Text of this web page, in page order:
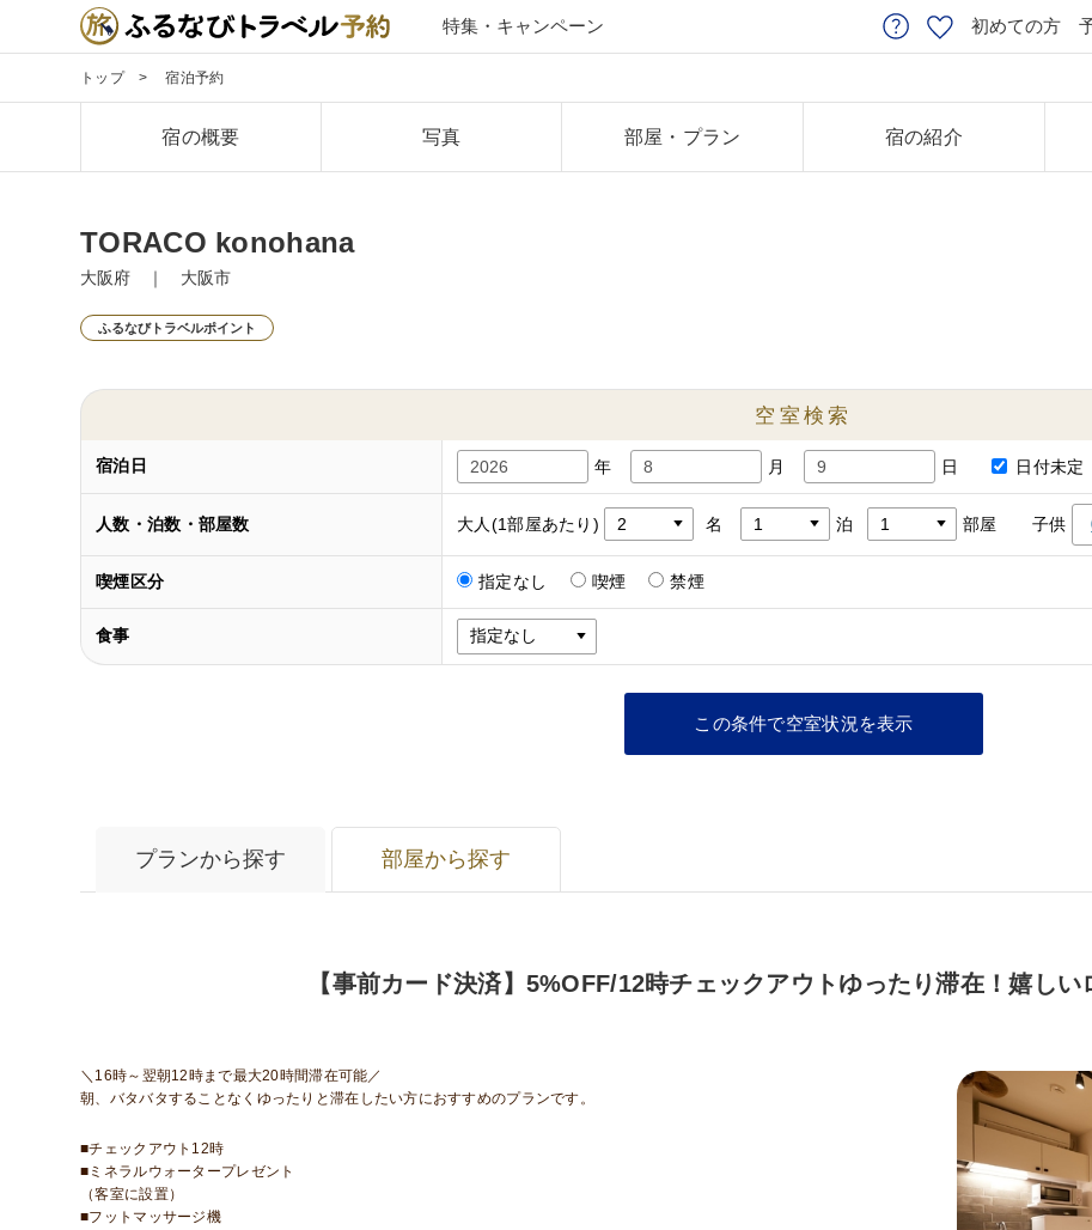
特集・キャンペーン 初めての方
トップ 宿泊予約
宿の概要 写真 部屋・プラン 宿の紹介
TORACO konohana
大阪府 ｜ 大阪市
ふるなびトラベルポイント
空室検索
宿泊日 年 月 日 日付未定
人数・泊数・部屋数 大人(1部屋あたり) 名 泊 部屋 子供
喫煙区分 指定なし 喫煙 禁煙
食事
プランから探す 部屋から探す
【事前カード決済】5%OFF/12時チェックアウトゆったり滞在！嬉しい
＼16時～翌朝12時まで最大20時間滞在可能／
朝、バタバタすることなくゆったりと滞在したい方におすすめのプランです。
■チェックアウト12時
■ミネラルウォータープレゼント
（客室に設置）
■フットマッサージ機